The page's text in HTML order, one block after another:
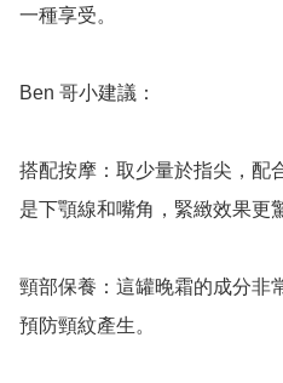
一種享受。
Ben 哥小建議：
搭配按摩：取少量於指尖，配
是下顎線和嘴角，緊緻效果更
頸部保養：這罐晚霜的成分非
預防頸紋產生。